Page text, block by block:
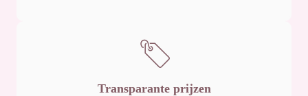
Transparante prijzen